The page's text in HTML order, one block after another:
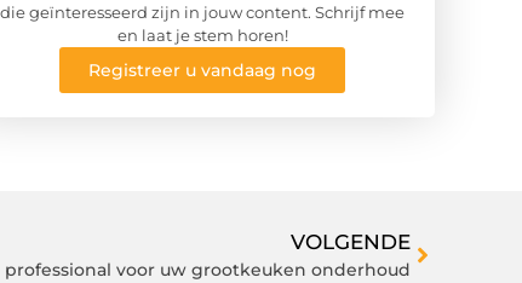
die geïnteresseerd zijn in jouw content. Schrijf mee
en laat je stem horen!
Registreer u vandaag nog
VOLGENDE
professional voor uw grootkeuken onderhoud